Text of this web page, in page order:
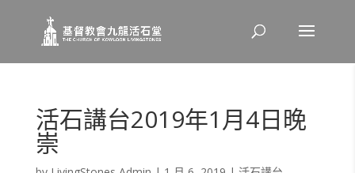
活石講台2019年1月4日晚
崇